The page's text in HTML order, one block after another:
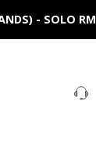
- SOLO RM